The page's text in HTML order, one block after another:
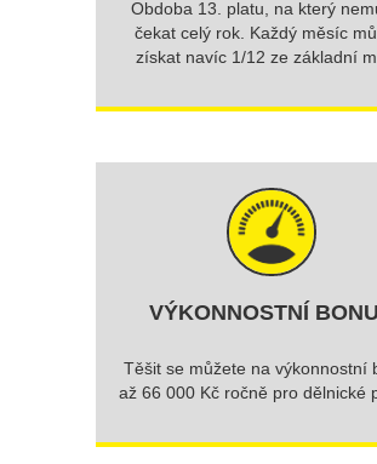
Obdoba 13. platu, na který
čekat celý rok. Každý měsíc
získat navíc 1/12 ze základní
VÝKONNOSTNÍ
Těšit se můžete na výkonnostní
až 66 000 Kč ročně pro dělnické